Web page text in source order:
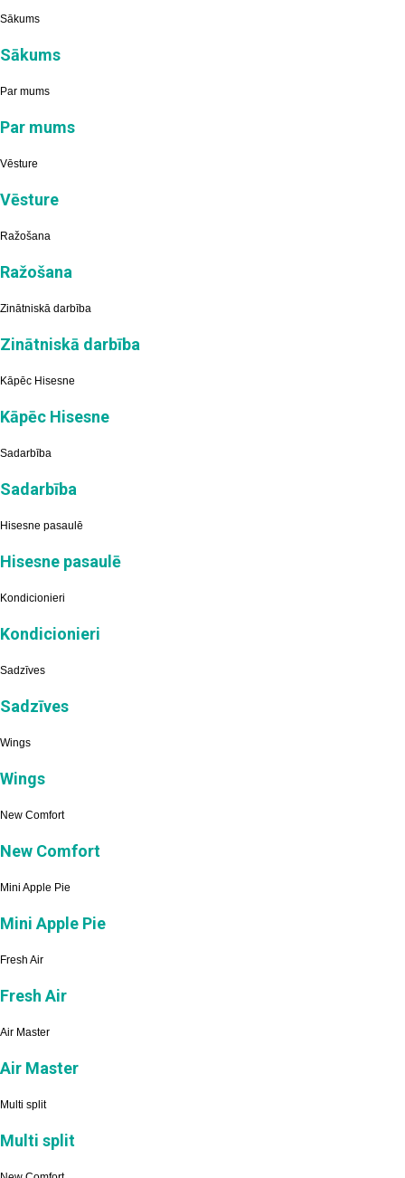
Sākums
Sākums
Par mums
Par mums
Vēsture
Vēsture
Ražošana
Ražošana
Zinātniskā darbība
Zinātniskā darbība
Kāpēc Hisesne
Kāpēc Hisesne
Sadarbība
Sadarbība
Hisesne pasaulē
Hisesne pasaulē
Kondicionieri
Kondicionieri
Sadzīves
Sadzīves
Wings
Wings
New Comfort
New Comfort
Mini Apple Pie
Mini Apple Pie
Fresh Air
Fresh Air
Air Master
Air Master
Multi split
Multi split